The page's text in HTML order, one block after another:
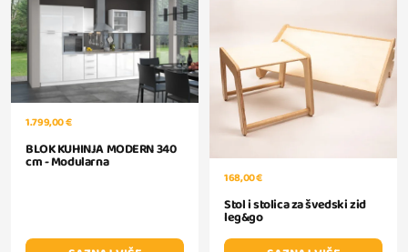
1.799,00 €
BLOK KUHINJA MODERN 340
cm - Modularna
168,00 €
Stol i stolica za švedski zid
leg&go